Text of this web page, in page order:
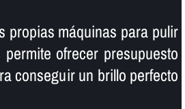
propias máquinas para pulir
ofrecer presupuesto
conseguir un brillo perfecto